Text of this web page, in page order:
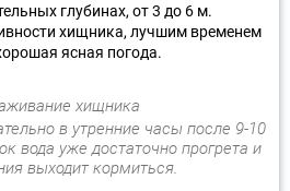
глубинах, от 3 до 6 м.
хищника, лучшим временем
ясная погода.
в утренние часы после 9-10
вода уже достаточно прогрета и
выходит кормиться.